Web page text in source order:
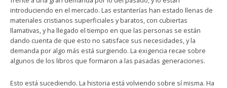
introduciendo en el mercado. Las estanterías han estado llenas de
materiales cristianos superficiales y baratos, con cubiertas
llamativas, y ha llegado el tiempo en que las personas se están
dando cuenta de que esto no satisface sus necesidades, y la
demanda por algo más está surgiendo. La exigencia recae sobre
algunos de los libros que formaron a las pasadas generaciones.
Esto está sucediendo. La historia está volviendo sobre sí misma. Ha